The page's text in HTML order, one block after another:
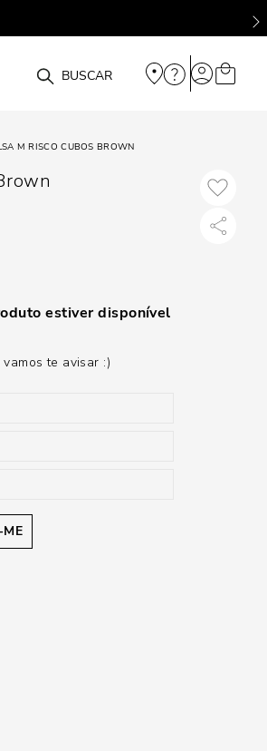
M RISCO CUBOS BROWN
estiver disponível
te avisar :)
ME